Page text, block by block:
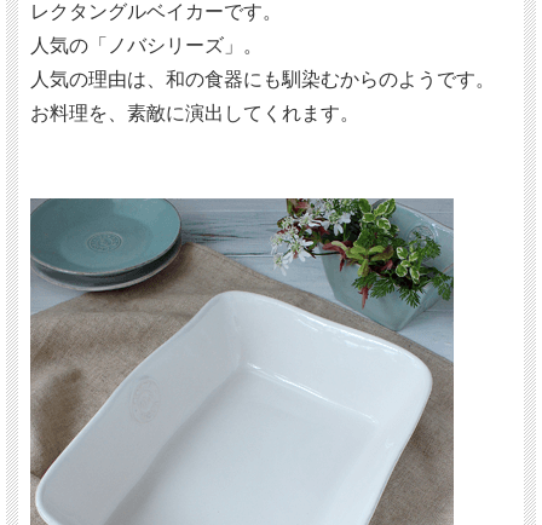
レクタングルベイカーです。
人気の「ノバシリーズ」。
人気の理由は、和の食器にも馴染むからのようです。
お料理を、素敵に演出してくれます。